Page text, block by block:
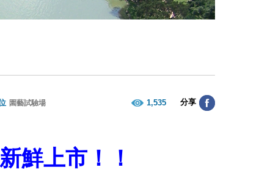
園藝試驗場 1,535 分享
新鮮上市！！